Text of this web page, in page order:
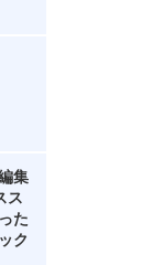
集
ス
た
ク